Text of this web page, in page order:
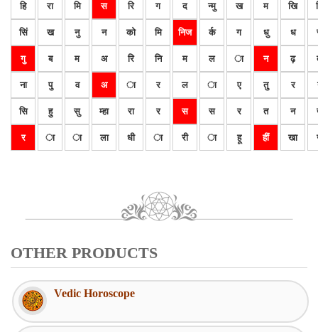
हि रा मि स रि ग द न्मु ख म खि
सिं ख नु न को मि निज र्क ग धु ध
गु ब म अ रि नि म ल ा न ढ़
ना पु व अ ा र ल ा ए तु र
सि हु सु म्हा रा र स स र त न
र ा ा ला धी ा री ा हू हीं खा
OTHER PRODUCTS
Vedic Horoscope